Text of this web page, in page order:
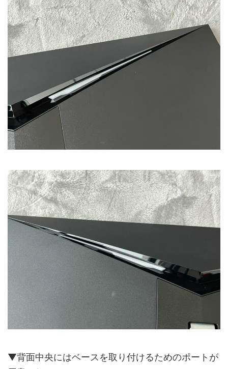
▼背面中央にはベースを取り付けるためのポートが